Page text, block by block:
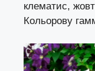
клематис,
Кольорову